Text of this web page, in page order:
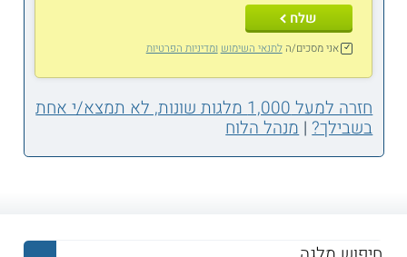
שלח
אני מסכים/הלתנאי השימוש ומדיניות הפרטיות
חזרה למעל 1,000 מלגות שונות, לא תמצא/י אחת
בשבילך?|מנהל הלוח